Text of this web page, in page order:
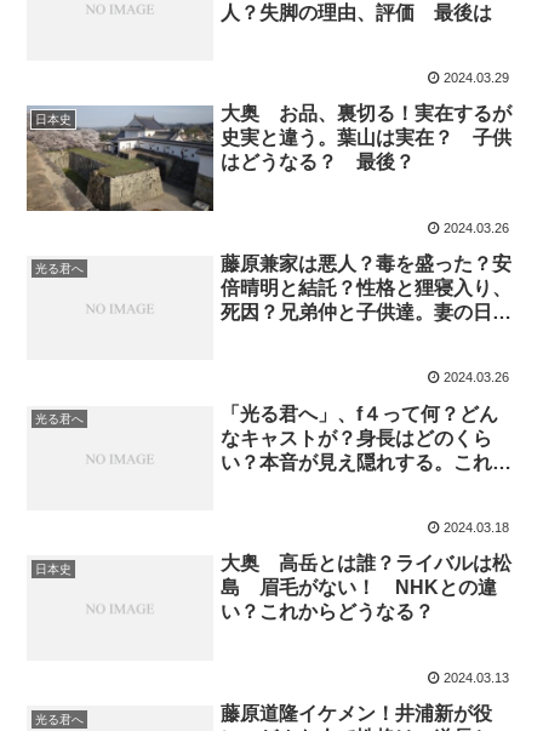
人？失脚の理由、評価 最後は
2024.03.29
日本史
大奥 お品、裏切る！実在するが
史実と違う。葉山は実在？ 子供
はどうなる？ 最後？
2024.03.26
光る君へ
藤原兼家は悪人？毒を盛った？安
倍晴明と結託？性格と狸寝入り、
死因？兄弟仲と子供達。妻の日
2024.03.26
光る君へ
「光る君へ」、f４って何？どん
なキャストが？身長はどのくら
い？本音が見え隠れする。これか
2024.03.18
日本史
大奥 高岳とは誰？ライバルは松
島 眉毛がない！ NHKとの違
い？これからどうなる？
2024.03.13
光る君へ
藤原道隆イケメン！井浦新が役